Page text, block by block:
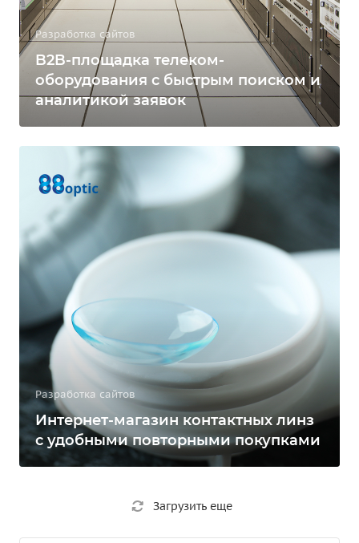
Разработка сайтов
B2B-площадка телеком-
оборудования с быстрым поиском и
аналитикой заявок
Разработка сайтов
Интернет-магазин контактных линз
с удобными повторными покупками
Загрузить еще